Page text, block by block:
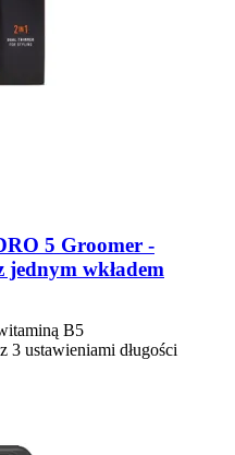
5 Groomer -​
jednym wkładem
B5
3 ustawieniami długości